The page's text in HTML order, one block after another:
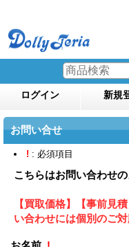
ログイン 新規
お問い合せ
! : 必須項目
こちらはお問い合わせ
【買取価格】【事前見
い合わせには個別のご